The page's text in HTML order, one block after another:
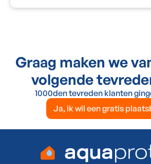
Graag maken we
volgende
1000den tevreden klanten
Ja, ik wil een gratis